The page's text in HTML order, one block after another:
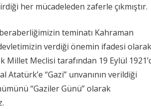
her mücadeleden zaferle çıkmıştır.
teminatı Kahraman
verdiği önemin ifadesi
Millet Meclisi tarafından 19 Eylül
Atatürk’e “Gazi” unvanının verildiği
“Gaziler Günü” olarak